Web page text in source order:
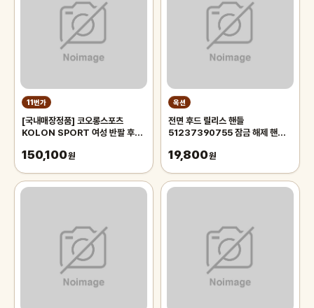
11번가
[국내매장정품] 코오롱스포츠
KOLON SPORT 여성 반팔 후드
TVTCM25686BLK 65881
150,100원
옥션
전면 후드 릴리스 핸들
51237390755 잠금 해제 핸들
G15 G30 G31 G32 2017-
19,800원